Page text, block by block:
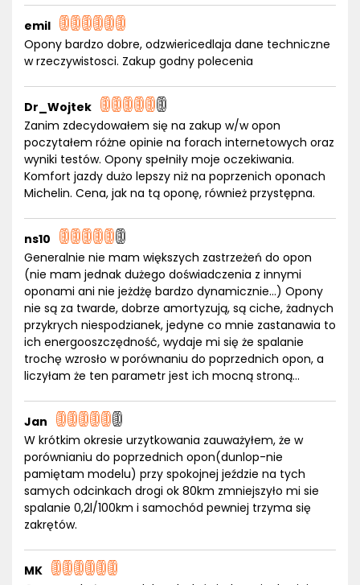
emil
Opony bardzo dobre, odzwiericedlaja dane techniczne
w rzeczywistosci. Zakup godny polecenia
Dr_Wojtek
Zanim zdecydowałem się na zakup w/w opon
poczytałem różne opinie na forach internetowych oraz
wyniki testów. Opony spełniły moje oczekiwania.
Komfort jazdy dużo lepszy niż na poprzenich oponach
Michelin. Cena, jak na tą oponę, również przystępna.
ns10
Generalnie nie mam większych zastrzeżeń do opon
(nie mam jednak dużego doświadczenia z innymi
oponami ani nie jeżdżę bardzo dynamicznie...) Opony
nie są za twarde, dobrze amortyzują, są ciche, żadnych
przykrych niespodzianek, jedyne co mnie zastanawia to
ich energooszczędność, wydaje mi się że spalanie
trochę wzrosło w porównaniu do poprzednich opon, a
liczyłam że ten parametr jest ich mocną stroną...
Jan
W krótkim okresie urzytkowania zauważyłem, że w
porównianiu do poprzednich opon(dunlop-nie
pamiętam modelu) przy spokojnej jeździe na tych
samych odcinkach drogi ok 80km zmniejszyło mi sie
spalanie 0,2l/100km i samochód pewniej trzyma się
zakrętów.
MK